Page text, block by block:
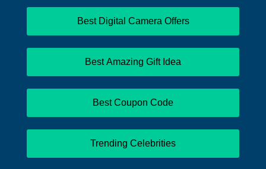
Best Digital Camera Offers
Best Amazing Gift Idea
Best Coupon Code
Trending Celebrities